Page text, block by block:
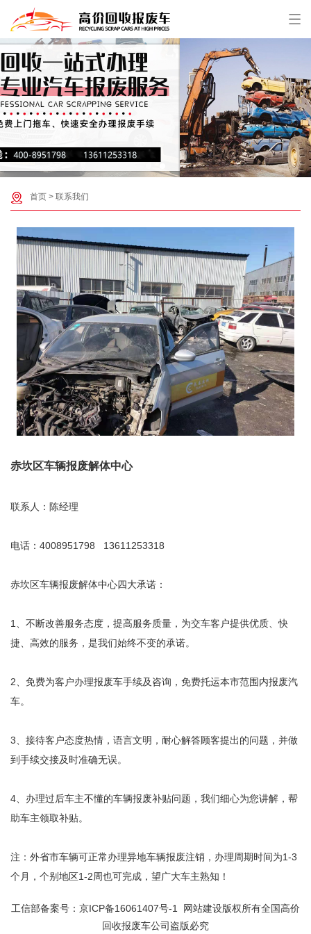
首页 > 联系我们
赤坎区车辆报废解体中心
联系人：陈经理
电话：4008951798 13611253318
赤坎区车辆报废解体中心四大承诺：
1、不断改善服务态度，提高服务质量，为交车客户提供优质、快
捷、高效的服务，是我们始终不变的承诺。
2、免费为客户办理报废车手续及咨询，免费托运本市范围内报废汽
车。
3、接待客户态度热情，语言文明，耐心解答顾客提出的问题，并做
到手续交接及时准确无误。
4、办理过后车主不懂的车辆报废补贴问题，我们细心为您讲解，帮
助车主领取补贴。
注：外省市车辆可正常办理异地车辆报废注销，办理周期时间为1-3
个月，个别地区1-2周也可完成，望广大车主熟知！
工信部备案号： 京ICP备16061407号-1 网站建设版权所有全国高价
回收报废车公司盗版必究